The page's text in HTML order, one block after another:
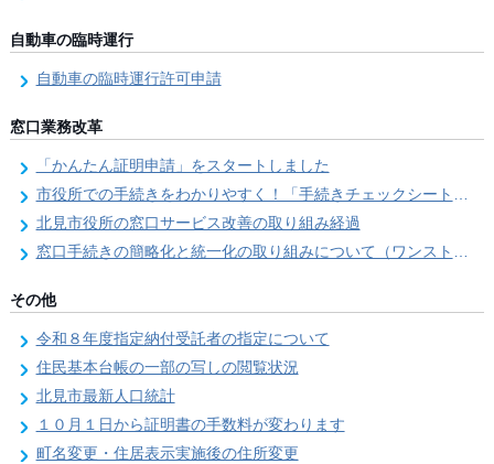
自動車の臨時運行
自動車の臨時運行許可申請
窓口業務改革
「かんたん証明申請」をスタートしました
市役所での手続きをわかりやすく！「手続きチェックシート」を導入しました
北見市役所の窓口サービス改善の取り組み経過
窓口手続きの簡略化と統一化の取り組みについて（ワンストップサービス推進事業）
その他
令和８年度指定納付受託者の指定について
住民基本台帳の一部の写しの閲覧状況
北見市最新人口統計
１０月１日から証明書の手数料が変わります
町名変更・住居表示実施後の住所変更